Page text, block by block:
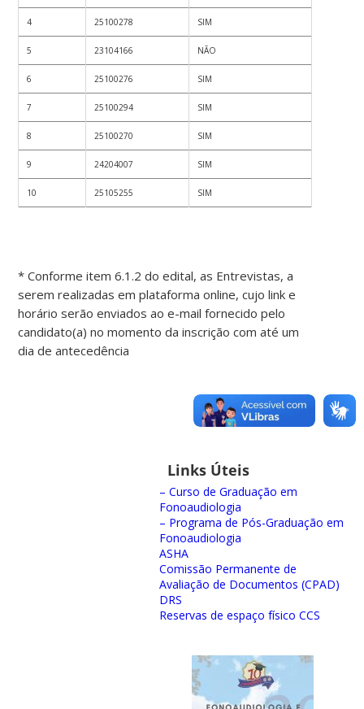
4 25100278 SIM
5 23104166 NÃO
6 25100276 SIM
7 25100294 SIM
8 25100270 SIM
9 24204007 SIM
10 25105255 SIM
* Conforme item 6.1.2 do edital, as Entrevistas, a
serem realizadas em plataforma online, cujo link e
horário serão enviados ao e-mail fornecido pelo
candidato(a) no momento da inscrição com até um
dia de antecedência
Links Úteis
– Curso de Graduação em
Fonoaudiologia
– Programa de Pós-Graduação em
Fonoaudiologia
ASHA
Comissão Permanente de
Avaliação de Documentos (CPAD)
DRS
Reservas de espaço físico CCS